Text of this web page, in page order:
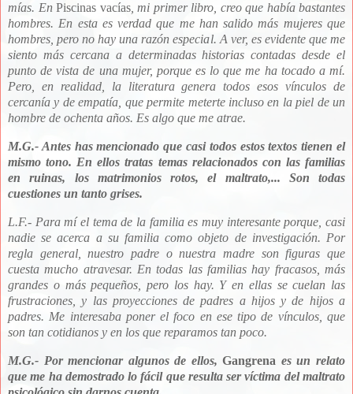
mías. En Piscinas vacías, mi primer libro, creo que había bastantes
hombres. En esta es verdad que me han salido más mujeres que
hombres, pero no hay una razón especial. A ver, es evidente que me
siento más cercana a determinadas historias contadas desde el
punto de vista de una mujer, porque es lo que me ha tocado a mí.
Pero, en realidad, la literatura genera todos esos vínculos de
cercanía y de empatía, que permite meterte incluso en la piel de un
hombre de ochenta años. Es algo que me atrae.
M.G.- Antes has mencionado que casi todos estos textos tienen el
mismo tono. En ellos tratas temas relacionados con las familias
en ruinas, los matrimonios rotos, el maltrato,... Son todas
cuestiones un tanto grises.
L.F.- Para mí el tema de la familia es muy interesante porque, casi
nadie se acerca a su familia como objeto de investigación. Por
regla general, nuestro padre o nuestra madre son figuras que
cuesta mucho atravesar. En todas las familias hay fracasos, más
grandes o más pequeños, pero los hay. Y en ellas se cuelan las
frustraciones, y las proyecciones de padres a hijos y de hijos a
padres. Me interesaba poner el foco en ese tipo de vínculos, que
son tan cotidianos y en los que reparamos tan poco.
M.G.- Por mencionar algunos de ellos,Gangrena es un relato
que me ha demostrado lo fácil que resulta ser víctima del maltrato